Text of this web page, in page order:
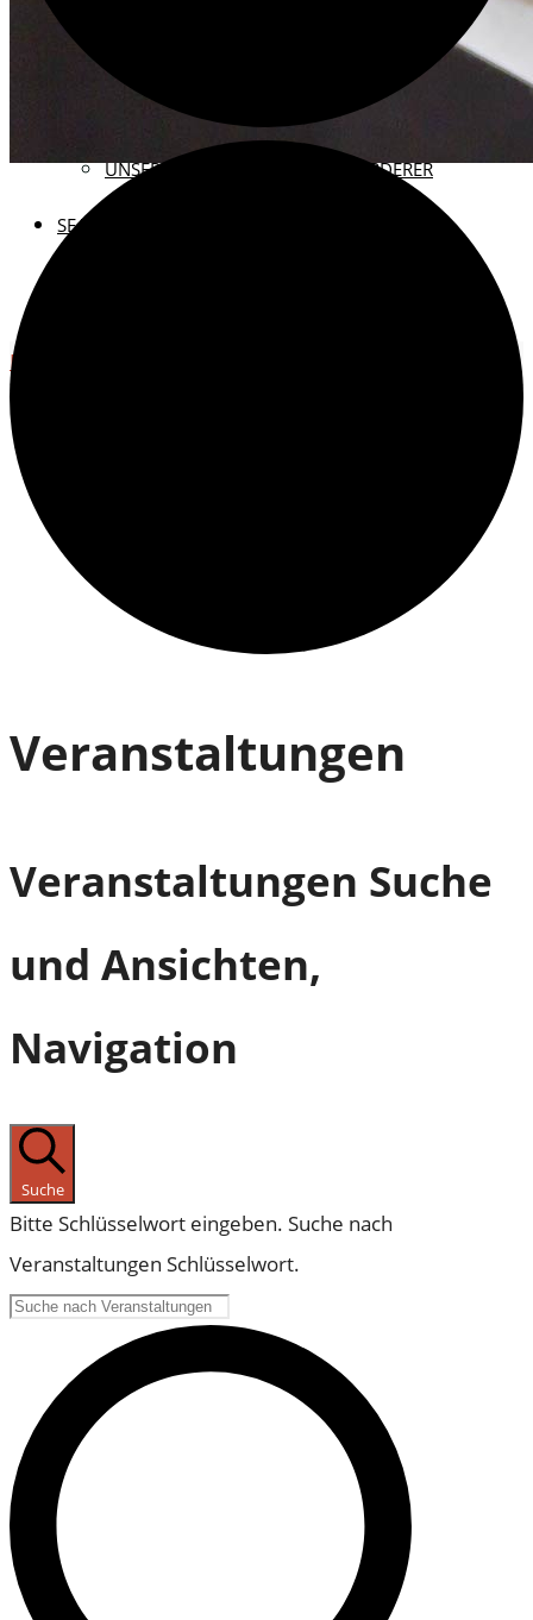
VEREINSMITGLIED WERDEN
SPENDEN FÜR DAS ARCHIV
UNSERE FÖRDERINNEN UND FÖRDERER
SEARCH
Home
Veranstaltungen
Veranstaltungen Suche
und Ansichten,
Navigation
Suche
Bitte Schlüsselwort eingeben. Suche nach
Veranstaltungen Schlüsselwort.